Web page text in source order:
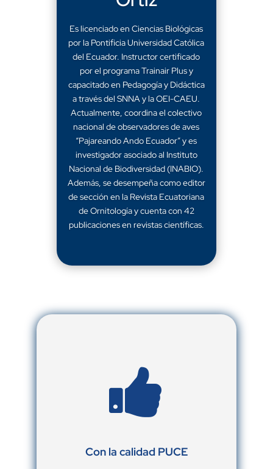
Es licenciado en Ciencias Biológicas
por la Pontificia Universidad Católica
del Ecuador. Instructor certificado
por el programa Trainair Plus y
capacitado en Pedagogía y Didáctica
a través del SNNA y la OEI-CAEU.
Actualmente, coordina el colectivo
nacional de observadores de aves
“Pajareando Ando Ecuador” y es
investigador asociado al Instituto
Nacional de Biodiversidad (INABIO).
Además, se desempeña como editor
de sección en la Revista Ecuatoriana
de Ornitología y cuenta con 42
publicaciones en revistas científicas.

Con la calidad PUCE